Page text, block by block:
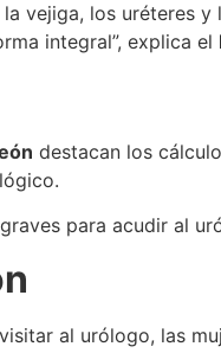
vejiga, los uréteres
integral”, explica el
destacan los
para acudir al
al urólogo, las